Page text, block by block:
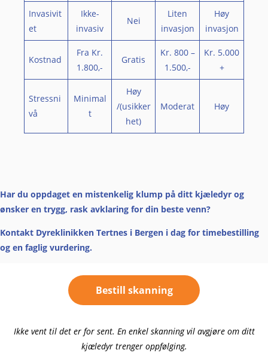
Invasivit
et
Ikke-
invasiv
Nei
Liten
invasjon
Høy
invasjon
Kostnad
Fra Kr.
1.800,-
Gratis
Kr. 800 –
1.500,-
Kr. 5.000
+
Stressni
vå
Minimal
t
Høy
/(usikker
het)
Moderat Høy
Har du oppdaget en mistenkelig klump på ditt kjæledyr og
ønsker en trygg, rask avklaring for din beste venn?
Kontakt Dyreklinikken Tertnes i Bergen i dag for timebestilling
og en faglig vurdering.
Bestill skanning
Ikke vent til det er for sent. En enkel skanning vil avgjøre om ditt
kjæledyr trenger oppfølging.